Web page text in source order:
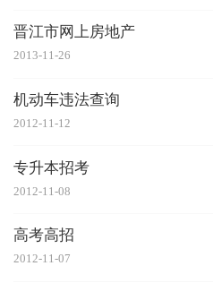
晋江市网上房地产
2013-11-26
机动车违法查询
2012-11-12
专升本招考
2012-11-08
高考高招
2012-11-07